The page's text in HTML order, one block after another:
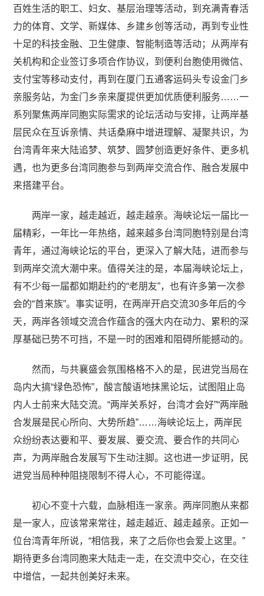
百姓生活的职工、妇女、基层治理等活动，到充满青春活
力的体育、文学、新媒体、乡建乡创等活动，再到专业性
十足的科技金融、卫生健康、智能制造等活动；从两岸有
关机构和企业签订多项合作协议，到便利台胞使用微信、
支付宝等移动支付，再到在厦门五通客运码头专设金门乡
亲服务站，为金门乡亲来厦提供更加优质便利服务……一
系列聚焦两岸同胞实际需求的论坛活动与安排，让两岸基
层民众在互诉亲情、共话桑麻中增进理解、凝聚共识，为
台湾青年来大陆追梦、筑梦、圆梦创造更好条件、更多机
遇，也为更多台湾同胞参与到两岸交流合作、融合发展中
来搭建平台。
两岸一家，越走越近，越走越亲。海峡论坛一届比一
届精彩，一年比一年热络，越来越多台湾同胞特别是台湾
青年，通过海峡论坛的平台，更深入了解大陆，进而参与
到两岸交流大潮中来。值得关注的是，本届海峡论坛上，
有不少每一届都如期赴约的“老朋友”，也有许多第一次参
会的“首来族”。事实证明，在两岸开启交流30多年后的今
天，两岸各领域交流合作蕴含的强大内在动力、累积的深
厚基础已势不可挡，不是一时的困难和阻碍所能撼动的。
然而，与共襄盛会氛围格格不入的是，民进党当局在
岛内大搞“绿色恐怖”，酸言酸语地抹黑论坛，试图阻止岛
内人士前来大陆交流。“两岸关系好，台湾才会好”“两岸融
合发展是民心所向、大势所趋”……海峡论坛上，两岸民
众纷纷表达要和平、要发展、要交流、要合作的共同心
声，为两岸融合发展写下生动注脚。这也进一步证明，民
进党当局种种阻挠限制不得人心，不可能得逞。
初心不变十六载，血脉相连一家亲。两岸同胞从来都
是一家人，应该常来常往，越走越近、越走越亲。正如一
位台湾青年所说，“相信我，来了之后你也会爱上这里。”
期待更多台湾同胞来大陆走一走，在交流中交心，在交往
中增信，一起共创美好未来。